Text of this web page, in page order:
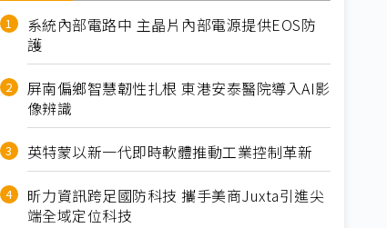
系統內部電路中 主晶片內部電源提供EOS防
護
屏南偏鄉智慧韌性扎根 東港安泰醫院導入AI影
像辨識
英特蒙以新一代即時軟體推動工業控制革新
昕力資訊跨足國防科技 攜手美商Juxta引進尖
端全域定位科技